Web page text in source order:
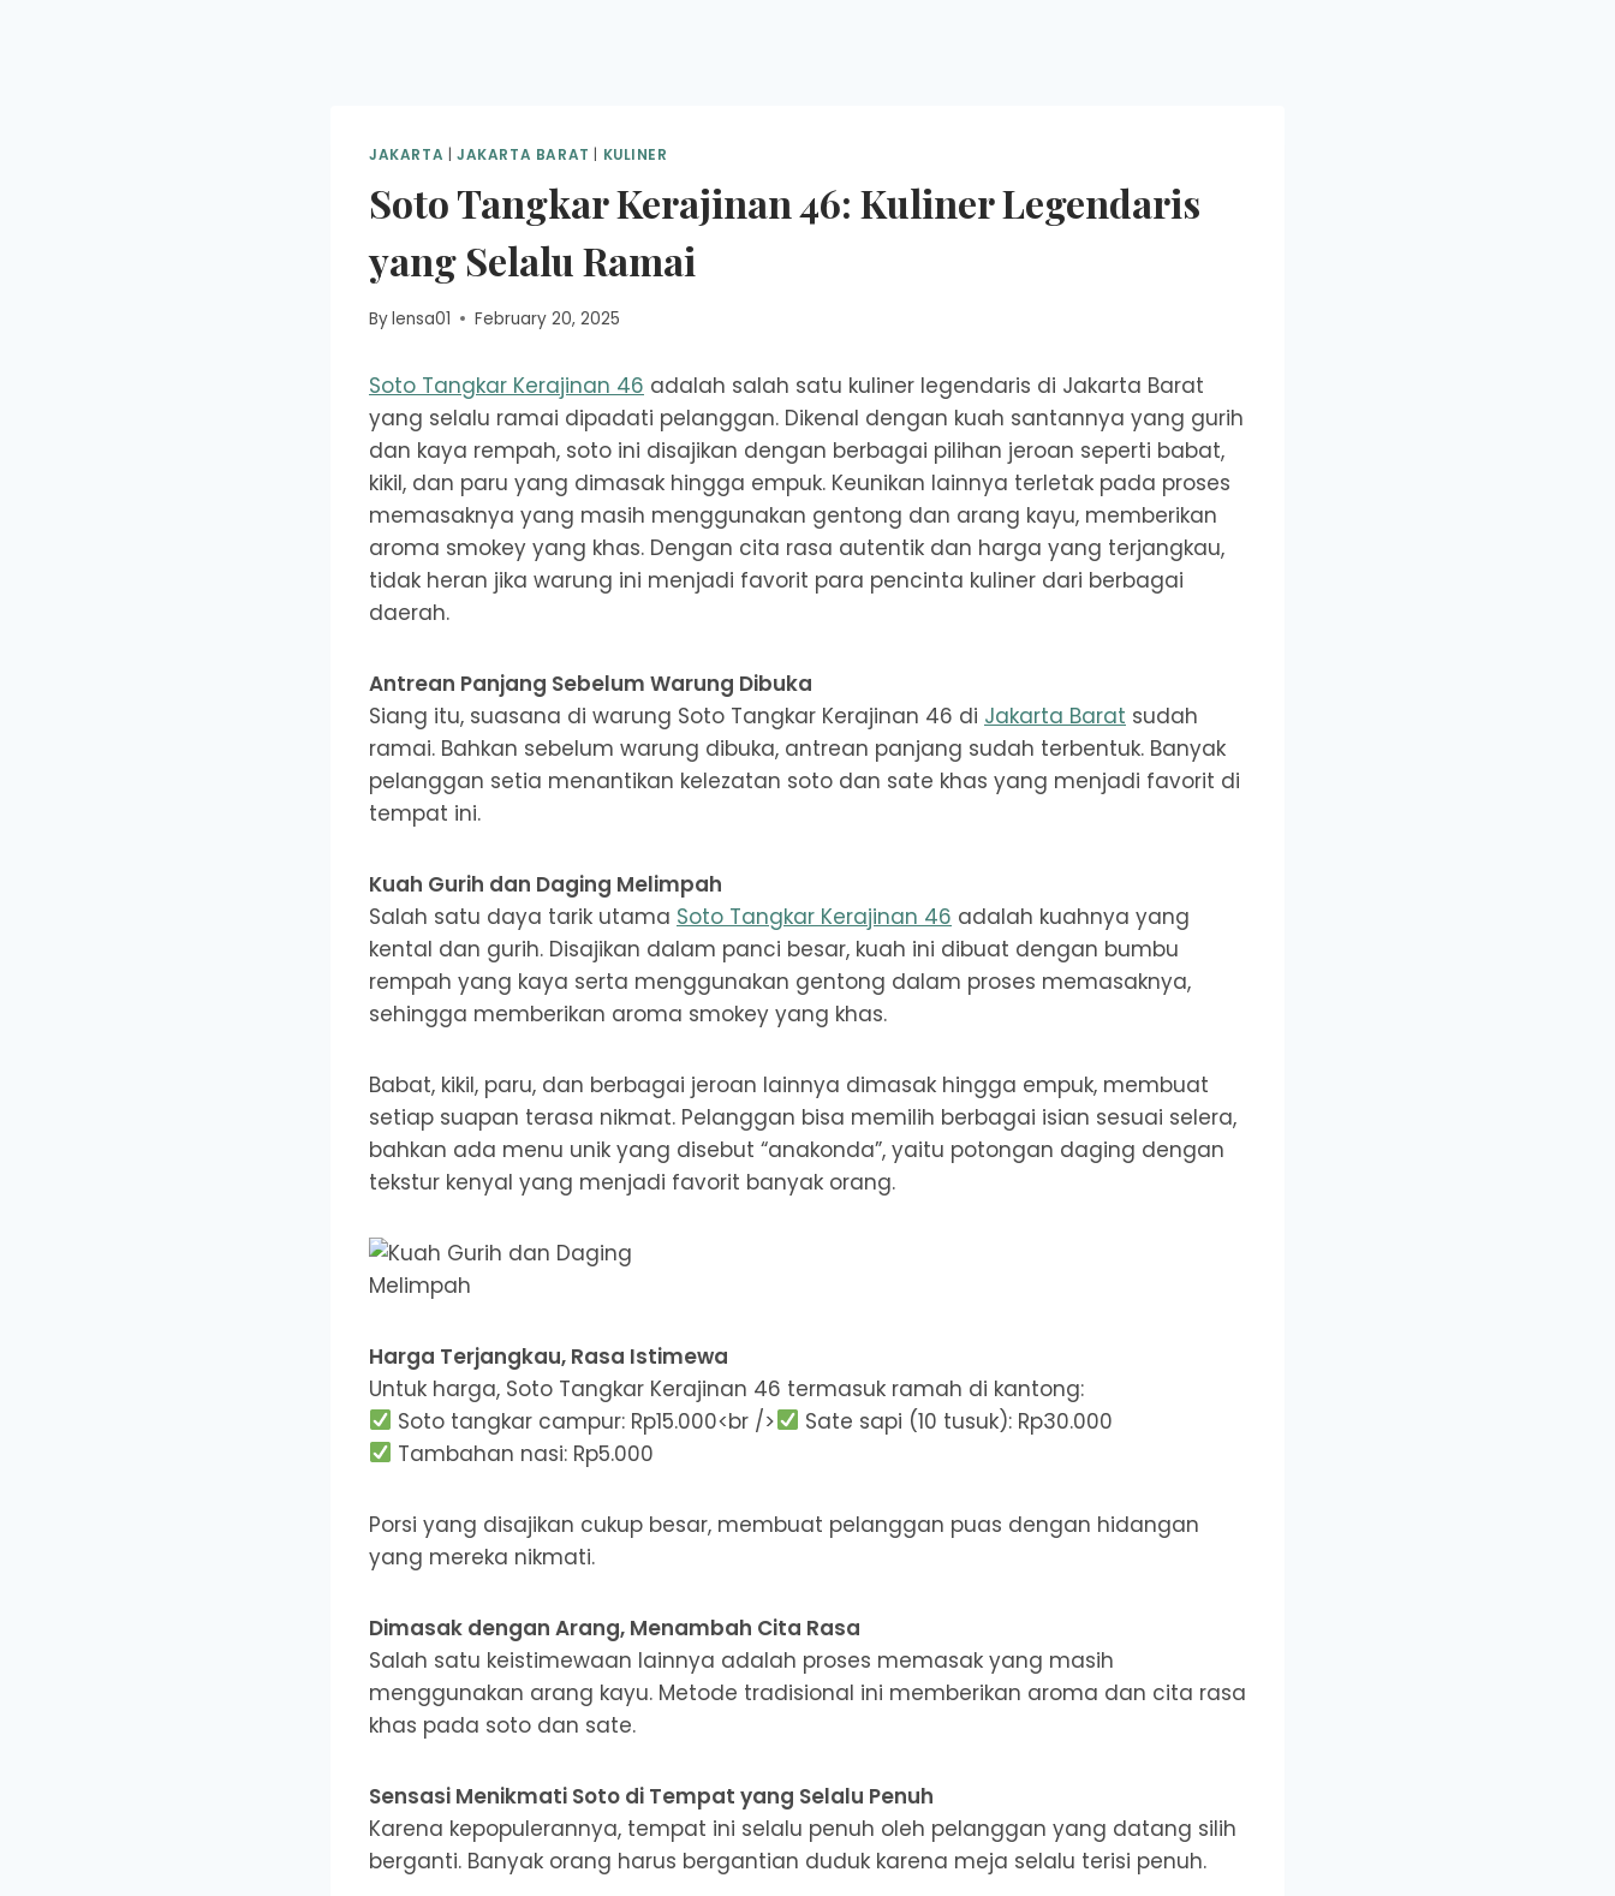
JAKARTA JAKARTA BARAT KULINER
Soto Tangkar Kerajinan 46: Kuliner Legendaris
yang Selalu Ramai
Bylensa01 February 20, 2025
Soto Tangkar Kerajinan 46 adalah salah satu kuliner legendaris di Jakarta Barat
yang selalu ramai dipadati pelanggan. Dikenal dengan kuah santannya yang gurih
dan kaya rempah, soto ini disajikan dengan berbagai pilihan jeroan seperti babat,
kikil, dan paru yang dimasak hingga empuk. Keunikan lainnya terletak pada proses
memasaknya yang masih menggunakan gentong dan arang kayu, memberikan
aroma smokey yang khas. Dengan cita rasa autentik dan harga yang terjangkau,
tidak heran jika warung ini menjadi favorit para pencinta kuliner dari berbagai
daerah.
Antrean Panjang Sebelum Warung Dibuka
Siang itu, suasana di warung Soto Tangkar Kerajinan 46 di Jakarta Barat sudah
ramai. Bahkan sebelum warung dibuka, antrean panjang sudah terbentuk. Banyak
pelanggan setia menantikan kelezatan soto dan sate khas yang menjadi favorit di
tempat ini.
Kuah Gurih dan Daging Melimpah
Salah satu daya tarik utama Soto Tangkar Kerajinan 46 adalah kuahnya yang
kental dan gurih. Disajikan dalam panci besar, kuah ini dibuat dengan bumbu
rempah yang kaya serta menggunakan gentong dalam proses memasaknya,
sehingga memberikan aroma smokey yang khas.
Babat, kikil, paru, dan berbagai jeroan lainnya dimasak hingga empuk, membuat
setiap suapan terasa nikmat. Pelanggan bisa memilih berbagai isian sesuai selera,
bahkan ada menu unik yang disebut “anakonda”, yaitu potongan daging dengan
tekstur kenyal yang menjadi favorit banyak orang.
Harga Terjangkau, Rasa Istimewa
Untuk harga, Soto Tangkar Kerajinan 46 termasuk ramah di kantong:
Soto tangkar campur: Rp15.000<br />
Sate sapi (10 tusuk): Rp30.000
Tambahan nasi: Rp5.000
Porsi yang disajikan cukup besar, membuat pelanggan puas dengan hidangan
yang mereka nikmati.
Dimasak dengan Arang, Menambah Cita Rasa
Salah satu keistimewaan lainnya adalah proses memasak yang masih
menggunakan arang kayu. Metode tradisional ini memberikan aroma dan cita rasa
khas pada soto dan sate.
Sensasi Menikmati Soto di Tempat yang Selalu Penuh
Karena kepopulerannya, tempat ini selalu penuh oleh pelanggan yang datang silih
berganti. Banyak orang harus bergantian duduk karena meja selalu terisi penuh.